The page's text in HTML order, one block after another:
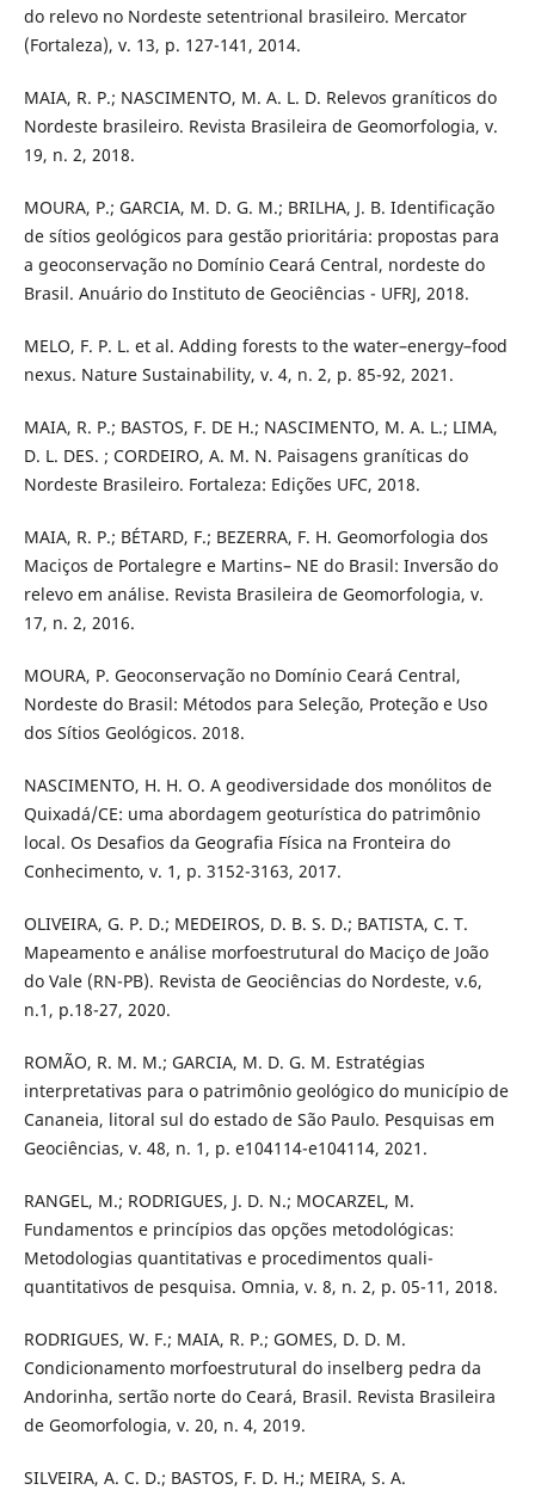
do relevo no Nordeste setentrional brasileiro. Mercator
(Fortaleza), v. 13, p. 127-141, 2014.
MAIA, R. P.; NASCIMENTO, M. A. L. D. Relevos graníticos do
Nordeste brasileiro. Revista Brasileira de Geomorfologia, v.
19, n. 2, 2018.
MOURA, P.; GARCIA, M. D. G. M.; BRILHA, J. B. Identificação
de sítios geológicos para gestão prioritária: propostas para
a geoconservação no Domínio Ceará Central, nordeste do
Brasil. Anuário do Instituto de Geociências - UFRJ, 2018.
MELO, F. P. L. et al. Adding forests to the water–energy–food
nexus. Nature Sustainability, v. 4, n. 2, p. 85-92, 2021.
MAIA, R. P.; BASTOS, F. DE H.; NASCIMENTO, M. A. L.; LIMA,
D. L. DES. ; CORDEIRO, A. M. N. Paisagens graníticas do
Nordeste Brasileiro. Fortaleza: Edições UFC, 2018.
MAIA, R. P.; BÉTARD, F.; BEZERRA, F. H. Geomorfologia dos
Maciços de Portalegre e Martins– NE do Brasil: Inversão do
relevo em análise. Revista Brasileira de Geomorfologia, v.
17, n. 2, 2016.
MOURA, P. Geoconservação no Domínio Ceará Central,
Nordeste do Brasil: Métodos para Seleção, Proteção e Uso
dos Sítios Geológicos. 2018.
NASCIMENTO, H. H. O. A geodiversidade dos monólitos de
Quixadá/CE: uma abordagem geoturística do patrimônio
local. Os Desafios da Geografia Física na Fronteira do
Conhecimento, v. 1, p. 3152-3163, 2017.
OLIVEIRA, G. P. D.; MEDEIROS, D. B. S. D.; BATISTA, C. T.
Mapeamento e análise morfoestrutural do Maciço de João
do Vale (RN-PB). Revista de Geociências do Nordeste, v.6,
n.1, p.18-27, 2020.
ROMÃO, R. M. M.; GARCIA, M. D. G. M. Estratégias
interpretativas para o patrimônio geológico do município de
Cananeia, litoral sul do estado de São Paulo. Pesquisas em
Geociências, v. 48, n. 1, p. e104114-e104114, 2021.
RANGEL, M.; RODRIGUES, J. D. N.; MOCARZEL, M.
Fundamentos e princípios das opções metodológicas:
Metodologias quantitativas e procedimentos quali-
quantitativos de pesquisa. Omnia, v. 8, n. 2, p. 05-11, 2018.
RODRIGUES, W. F.; MAIA, R. P.; GOMES, D. D. M.
Condicionamento morfoestrutural do inselberg pedra da
Andorinha, sertão norte do Ceará, Brasil. Revista Brasileira
de Geomorfologia, v. 20, n. 4, 2019.
SILVEIRA, A. C. D.; BASTOS, F. D. H.; MEIRA, S. A.